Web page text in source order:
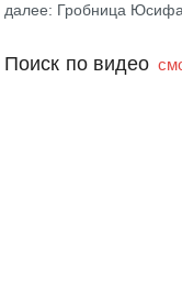
далее: Гробница
Поиск по видео